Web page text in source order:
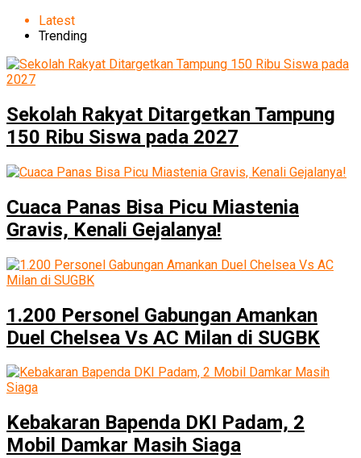
Latest
Trending
Sekolah Rakyat Ditargetkan Tampung
150 Ribu Siswa pada 2027
Cuaca Panas Bisa Picu Miastenia
Gravis, Kenali Gejalanya!
1.200 Personel Gabungan Amankan
Duel Chelsea Vs AC Milan di SUGBK
Kebakaran Bapenda DKI Padam, 2
Mobil Damkar Masih Siaga